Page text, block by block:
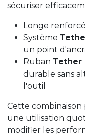
sécuriser
Longe
Système
un point
Ruban Tether
durable sans
l'outil
Cette
une utilisation
modifier les